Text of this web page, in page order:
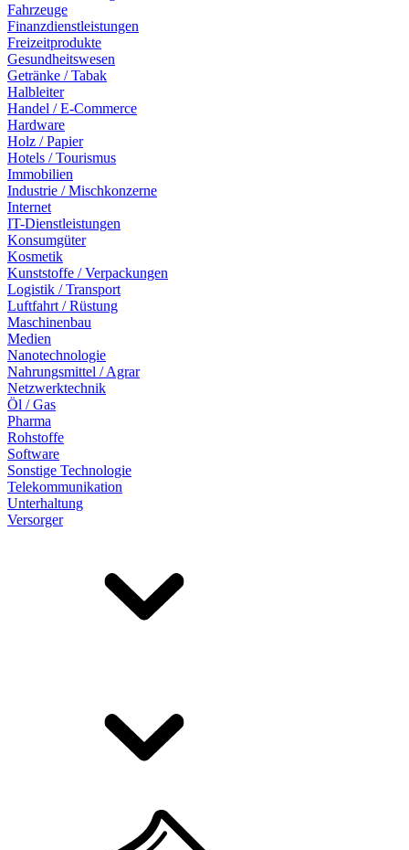
Fahrzeuge
Finanzdienstleistungen
Freizeitprodukte
Gesundheitswesen
Getränke / Tabak
Halbleiter
Handel / E-Commerce
Hardware
Holz / Papier
Hotels / Tourismus
Immobilien
Industrie / Mischkonzerne
Internet
IT-Dienstleistungen
Konsumgüter
Kosmetik
Kunststoffe / Verpackungen
Logistik / Transport
Luftfahrt / Rüstung
Maschinenbau
Medien
Nanotechnologie
Nahrungsmittel / Agrar
Netzwerktechnik
Öl / Gas
Pharma
Rohstoffe
Software
Sonstige Technologie
Telekommunikation
Unterhaltung
Versorger